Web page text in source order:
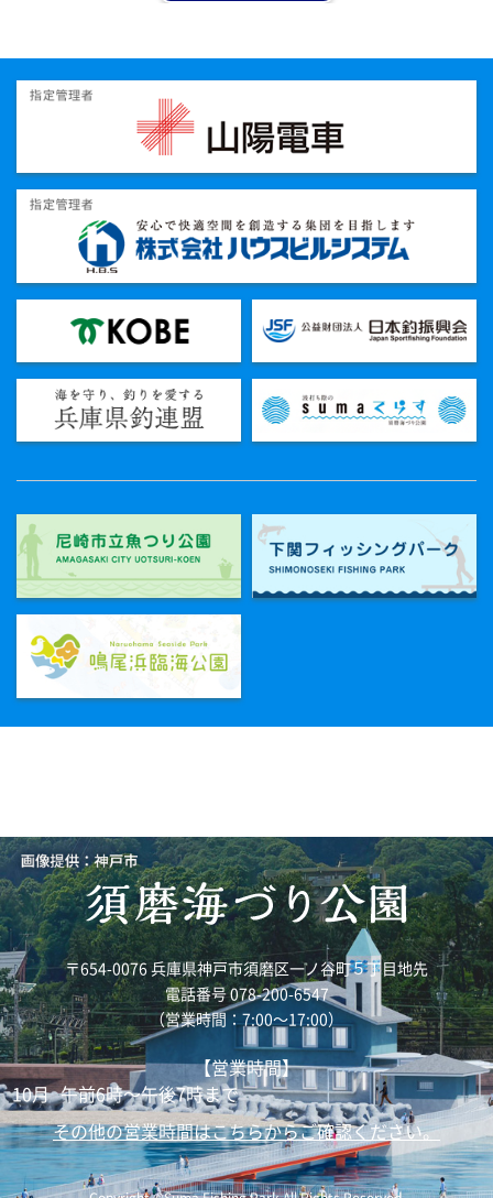
〒654-0076 兵庫県神戸市須磨区一ノ谷町５丁目地先
電話番号 078-200-6547
（営業時間：7:00～17:00）
【営業時間】
10月 午前6時～午後7時まで
その他の営業時間はこちらからご確認ください。